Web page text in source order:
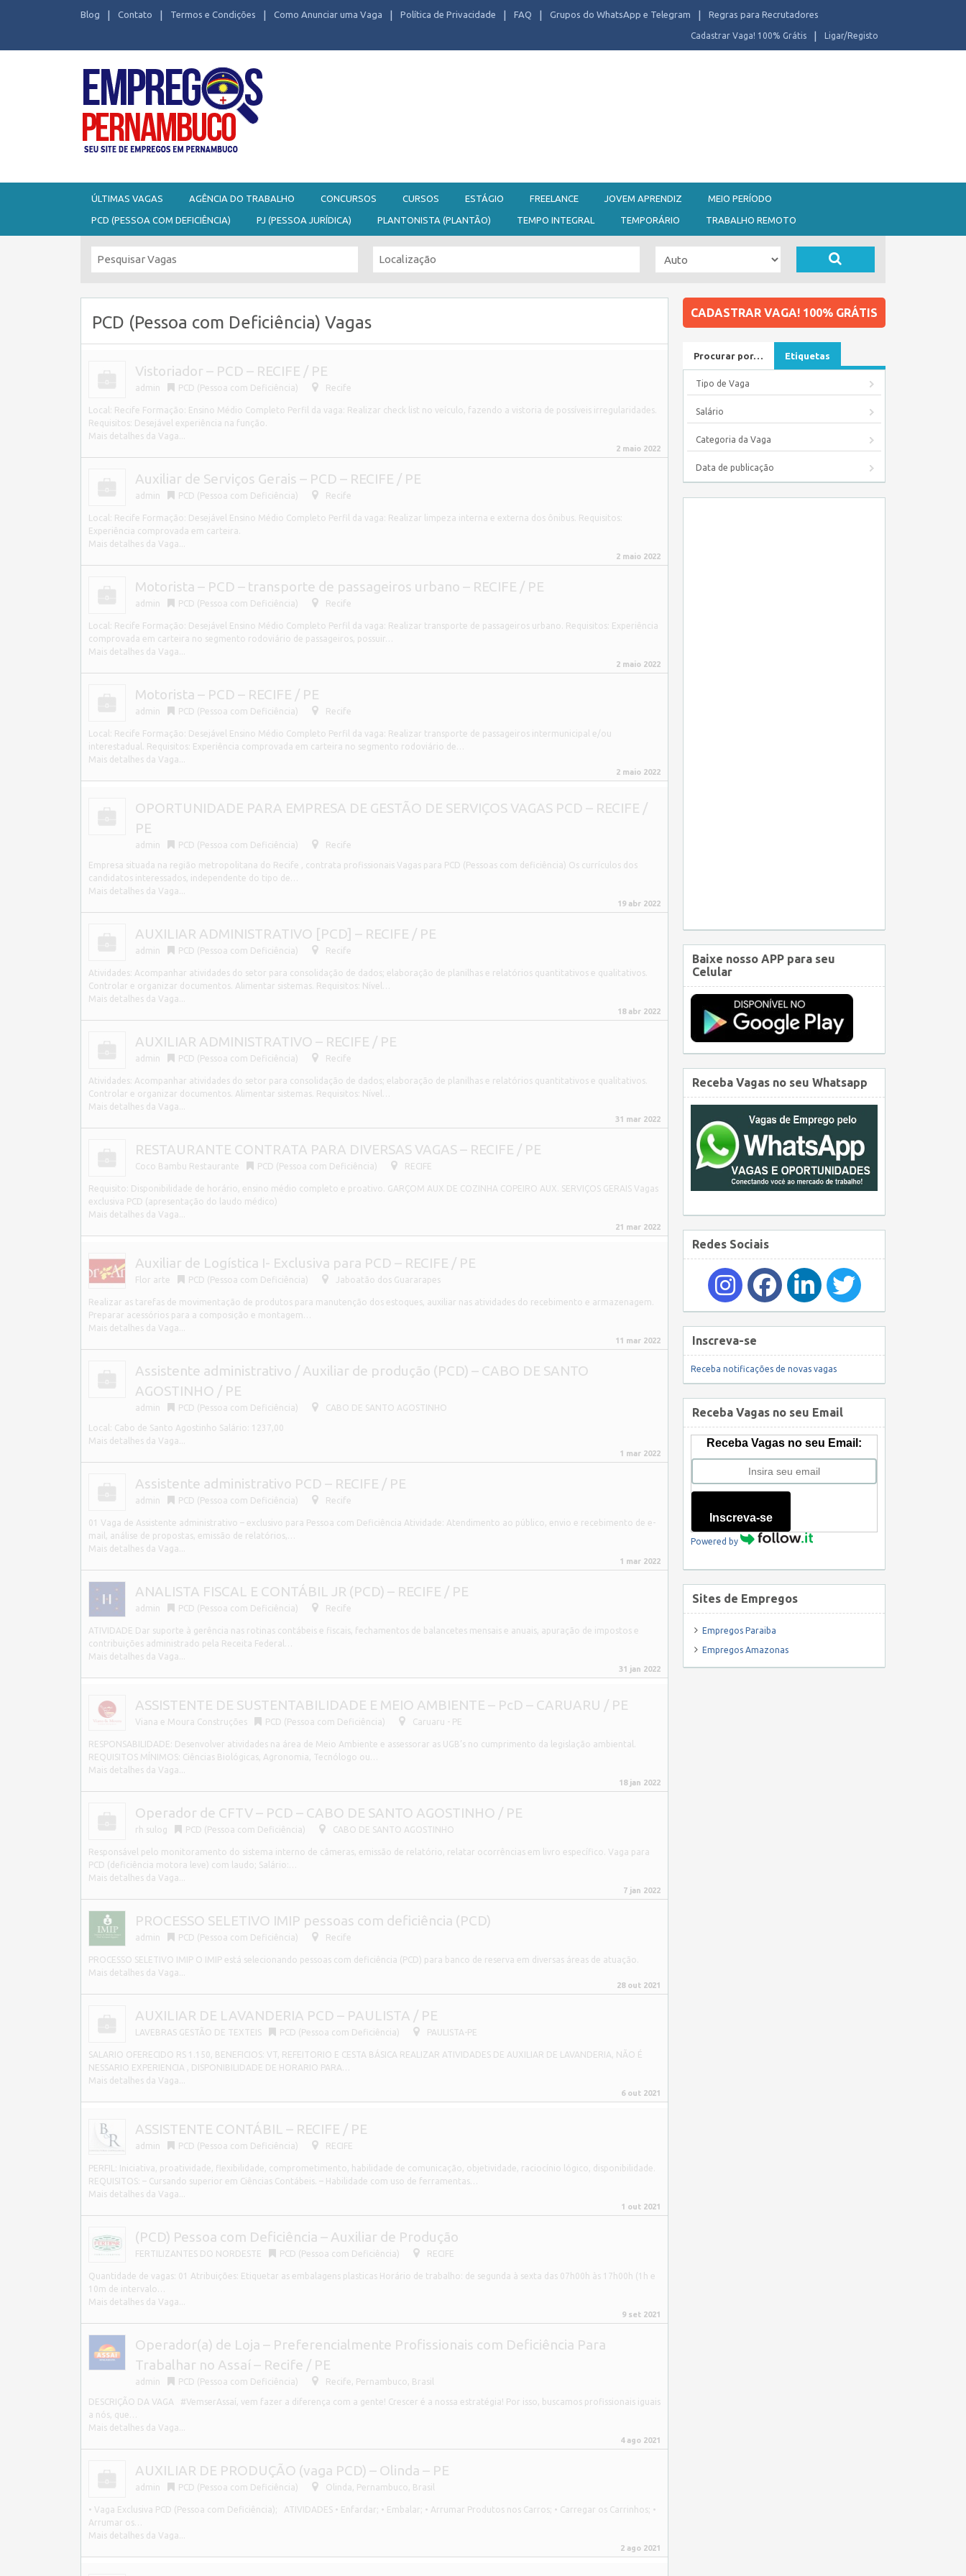
Blog Contato Termos e Condições Como Anunciar uma Vaga Política de Privacidade FAQ Grupos do WhatsApp e Telegram Regras para Recrutadores
Ligar/Registo
Cadastrar Vaga! 100% Grátis
ÚLTIMAS VAGAS AGÊNCIA DO TRABALHO CONCURSOS CURSOS ESTÁGIO FREELANCE JOVEM APRENDIZ MEIO PERÍODO
PCD (PESSOA COM DEFICIÊNCIA) PJ (PESSOA JURÍDICA) PLANTONISTA (PLANTÃO) TEMPO INTEGRAL TEMPORÁRIO TRABALHO REMOTO
PCD (Pessoa com Deficiência) Vagas
Vistoriador – PCD – RECIFE / PE
admin PCD (Pessoa com Deficiência) Recife
Local: Recife Formação: Ensino Médio Completo Perfil da vaga: Realizar check list no veículo, fazendo a vistoria de possíveis irregularidades.
Requisitos: Desejável experiência na função.
Mais detalhes da Vaga...
2 maio 2022
Auxiliar de Serviços Gerais – PCD – RECIFE / PE
admin PCD (Pessoa com Deficiência) Recife
Local: Recife Formação: Desejável Ensino Médio Completo Perfil da vaga: Realizar limpeza interna e externa dos ônibus. Requisitos:
Experiência comprovada em carteira.
Mais detalhes da Vaga...
2 maio 2022
Motorista – PCD – transporte de passageiros urbano – RECIFE / PE
admin PCD (Pessoa com Deficiência) Recife
Local: Recife Formação: Desejável Ensino Médio Completo Perfil da vaga: Realizar transporte de passageiros urbano. Requisitos: Experiência
comprovada em carteira no segmento rodoviário de passageiros, possuir…
Mais detalhes da Vaga...
2 maio 2022
Motorista – PCD – RECIFE / PE
admin PCD (Pessoa com Deficiência) Recife
Local: Recife Formação: Desejável Ensino Médio Completo Perfil da vaga: Realizar transporte de passageiros intermunicipal e/ou
interestadual. Requisitos: Experiência comprovada em carteira no segmento rodoviário de…
Mais detalhes da Vaga...
2 maio 2022
OPORTUNIDADE PARA EMPRESA DE GESTÃO DE SERVIÇOS VAGAS PCD – RECIFE /
PE
admin PCD (Pessoa com Deficiência) Recife
Empresa situada na região metropolitana do Recife , contrata profissionais Vagas para PCD (Pessoas com deficiência) Os currículos dos
candidatos interessados, independente do tipo de…
Mais detalhes da Vaga...
19 abr 2022
AUXILIAR ADMINISTRATIVO [PCD] – RECIFE / PE
admin PCD (Pessoa com Deficiência) Recife
Atividades: Acompanhar atividades do setor para consolidação de dados; elaboração de planilhas e relatórios quantitativos e qualitativos.
Controlar e organizar documentos. Alimentar sistemas. Requisitos: Nível…
Mais detalhes da Vaga...
18 abr 2022
AUXILIAR ADMINISTRATIVO – RECIFE / PE
admin PCD (Pessoa com Deficiência) Recife
Atividades: Acompanhar atividades do setor para consolidação de dados; elaboração de planilhas e relatórios quantitativos e qualitativos.
Controlar e organizar documentos. Alimentar sistemas. Requisitos: Nível…
Mais detalhes da Vaga...
31 mar 2022
RESTAURANTE CONTRATA PARA DIVERSAS VAGAS – RECIFE / PE
Coco Bambu Restaurante PCD (Pessoa com Deficiência) RECIFE
Requisito: Disponibilidade de horário, ensino médio completo e proativo. GARÇOM AUX DE COZINHA COPEIRO AUX. SERVIÇOS GERAIS Vagas
exclusiva PCD (apresentação do laudo médico)
Mais detalhes da Vaga...
21 mar 2022
Auxiliar de Logística I- Exclusiva para PCD – RECIFE / PE
Flor arte PCD (Pessoa com Deficiência) Jaboatão dos Guararapes
Realizar as tarefas de movimentação de produtos para manutenção dos estoques, auxiliar nas atividades do recebimento e armazenagem.
Preparar acessórios para a composição e montagem…
Mais detalhes da Vaga...
11 mar 2022
Assistente administrativo / Auxiliar de produção (PCD) – CABO DE SANTO
AGOSTINHO / PE
admin PCD (Pessoa com Deficiência) CABO DE SANTO AGOSTINHO
Local: Cabo de Santo Agostinho Salário: 1237,00
Mais detalhes da Vaga...
1 mar 2022
Assistente administrativo PCD – RECIFE / PE
admin PCD (Pessoa com Deficiência) Recife
01 Vaga de Assistente administrativo – exclusivo para Pessoa com Deficiência Atividade: Atendimento ao público, envio e recebimento de e-
mail, análise de propostas, emissão de relatórios,…
Mais detalhes da Vaga...
1 mar 2022
ANALISTA FISCAL E CONTÁBIL JR (PCD) – RECIFE / PE
admin PCD (Pessoa com Deficiência) Recife
ATIVIDADE Dar suporte à gerência nas rotinas contábeis e fiscais, fechamentos de balancetes mensais e anuais, apuração de impostos e
contribuições administrado pela Receita Federal…
Mais detalhes da Vaga...
31 jan 2022
ASSISTENTE DE SUSTENTABILIDADE E MEIO AMBIENTE – PcD – CARUARU / PE
Viana e Moura Construções PCD (Pessoa com Deficiência) Caruaru - PE
RESPONSABILIDADE: Desenvolver atividades na área de Meio Ambiente e assessorar as UGB’s no cumprimento da legislação ambiental.
REQUISITOS MÍNIMOS: Ciências Biológicas, Agronomia, Tecnólogo ou…
Mais detalhes da Vaga...
18 jan 2022
Operador de CFTV – PCD – CABO DE SANTO AGOSTINHO / PE
rh sulog PCD (Pessoa com Deficiência) CABO DE SANTO AGOSTINHO
Responsável pelo monitoramento do sistema interno de câmeras, emissão de relatório, relatar ocorrências em livro específico. Vaga para
PCD (deficiência motora leve) com laudo; Salário:…
Mais detalhes da Vaga...
7 jan 2022
PROCESSO SELETIVO IMIP pessoas com deficiência (PCD)
admin PCD (Pessoa com Deficiência) Recife
PROCESSO SELETIVO IMIP O IMIP está selecionando pessoas com deficiência (PCD) para banco de reserva em diversas áreas de atuação.
Mais detalhes da Vaga...
28 out 2021
AUXILIAR DE LAVANDERIA PCD – PAULISTA / PE
LAVEBRAS GESTÃO DE TEXTEIS PCD (Pessoa com Deficiência) PAULISTA-PE
SALARIO OFERECIDO RS 1.150, BENEFICIOS: VT, REFEITORIO E CESTA BÁSICA REALIZAR ATIVIDADES DE AUXILIAR DE LAVANDERIA, NÃO É
NESSARIO EXPERIENCIA , DISPONIBILIDADE DE HORARIO PARA…
Mais detalhes da Vaga...
6 out 2021
ASSISTENTE CONTÁBIL – RECIFE / PE
admin PCD (Pessoa com Deficiência) RECIFE
PERFIL: Iniciativa, proatividade, flexibilidade, comprometimento, habilidade de comunicação, objetividade, raciocínio lógico, disponibilidade.
REQUISITOS: – Cursando superior em Ciências Contábeis. – Habilidade com uso de ferramentas…
Mais detalhes da Vaga...
1 out 2021
(PCD) Pessoa com Deficiência – Auxiliar de Produção
FERTILIZANTES DO NORDESTE PCD (Pessoa com Deficiência) RECIFE
Quantidade de vagas: 01 Atribuições: Etiquetar as embalagens plasticas Horário de trabalho: de segunda à sexta das 07h00h às 17h00h (1h e
10m de intervalo…
Mais detalhes da Vaga...
9 set 2021
Operador(a) de Loja – Preferencialmente Profissionais com Deficiência Para
Trabalhar no Assaí – Recife / PE
admin PCD (Pessoa com Deficiência) Recife, Pernambuco, Brasil
DESCRIÇÃO DA VAGA #VemserAssaí, vem fazer a diferença com a gente! Crescer é a nossa estratégia! Por isso, buscamos profissionais iguais
a nós, que…
Mais detalhes da Vaga...
4 ago 2021
AUXILIAR DE PRODUÇÃO (vaga PCD) – Olinda – PE
admin PCD (Pessoa com Deficiência) Olinda, Pernambuco, Brasil
• Vaga Exclusiva PCD (Pessoa com Deficiência); ATIVIDADES • Enfardar; • Embalar; • Arrumar Produtos nos Carros; • Carregar os Carrinhos; •
Arrumar os…
Mais detalhes da Vaga...
2 ago 2021
CADASTRAR VAGA! 100% GRÁTIS
Procurar por… Etiquetas
Tipo de Vaga
Salário
Categoria da Vaga
Data de publicação
Baixe nosso APP para seu
Celular
Receba Vagas no seu Whatsapp
Redes Sociais
Inscreva-se
Receba notificações de novas vagas
Receba Vagas no seu Email
Receba Vagas no seu Email:
Inscreva-se
Powered by
Sites de Empregos
Empregos Paraiba
Empregos Amazonas